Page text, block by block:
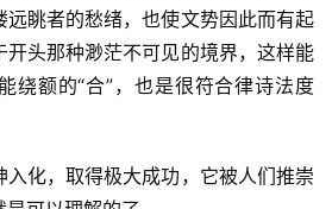
远眺者的愁绪，也使文势因此而有起
头那种渺茫不可见的境界，这样能
绕额的“合”，也是很符合律诗法度
入化，取得极大成功，它被人们推崇